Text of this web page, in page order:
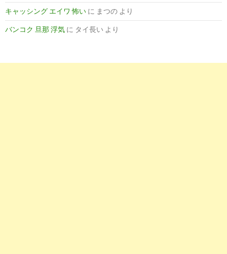
キャッシング エイワ 怖い に まつの より
バンコク 旦那 浮気 に タイ長い より